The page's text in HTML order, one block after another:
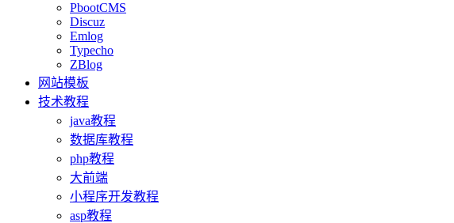
PbootCMS
Discuz
Emlog
Typecho
ZBlog
网站模板
技术教程
java教程
数据库教程
php教程
大前端
小程序开发教程
asp教程